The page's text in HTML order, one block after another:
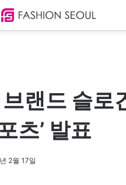
랜드 슬로
츠’ 발표
2월 17일